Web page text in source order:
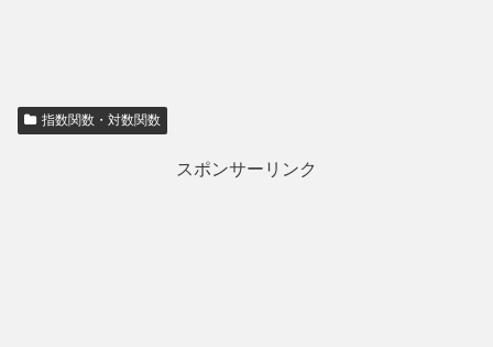
指数関数・対数関数
スポンサーリンク